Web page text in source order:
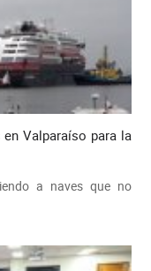
Valparaíso para la
a naves que no